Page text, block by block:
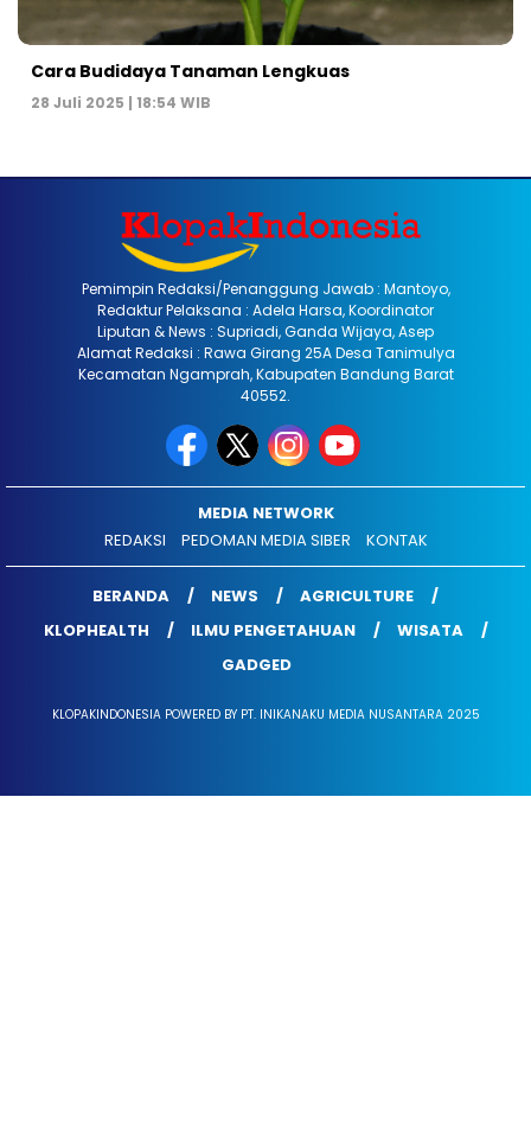
Cara Budidaya Tanaman Lengkuas
28 Juli 2025 | 18:54 WIB
Pemimpin Redaksi/Penanggung Jawab : Mantoyo,
Redaktur Pelaksana : Adela Harsa, Koordinator
Liputan & News : Supriadi, Ganda Wijaya, Asep
Alamat Redaksi : Rawa Girang 25A Desa Tanimulya
Kecamatan Ngamprah, Kabupaten Bandung Barat
40552.
MEDIA NETWORK
REDAKSI
PEDOMAN MEDIA SIBER KONTAK
BERANDA NEWS
AGRICULTURE
KLOPHEALTH
ILMU PENGETAHUAN
WISATA
GADGED
KLOPAKINDONESIA POWERED BY PT. INIKANAKU MEDIA NUSANTARA 2025